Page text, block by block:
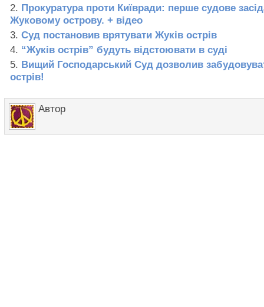
Прокуратура проти Київради: перше судове
Жуковому острову. + відео
Суд постановив врятувати Жуків острів
“Жуків острів” будуть відстоювати в суді
Вищий Господарський Суд дозволив
острів!
Автор